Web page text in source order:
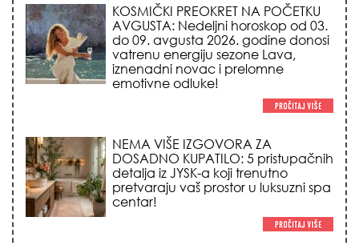
NEMA VIŠE IZGOVORA ZA
DOSADNO KUPATILO: 5 pristupačnih
detalja iz JYSK-a koji trenutno
pretvaraju vaš prostor u luksuzni spa
STILISTI SE SLAŽU – OVI NOKTI SU HIT
SEZONE: 5 manikir trendova koji
osvajaju sve poglede i izgledaju
skupo na svačijim rukama!